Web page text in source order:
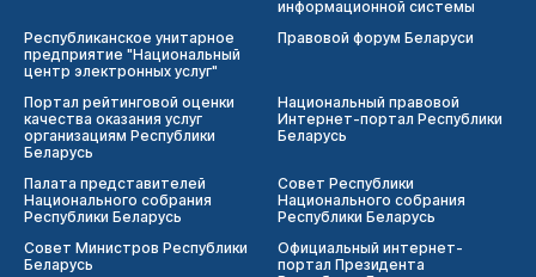
информационной системы
Республиканское унитарное
предприятие "Национальный
центр электронных услуг"
Правовой форум Беларуси
Портал рейтинговой оценки
качества оказания услуг
организациям Республики
Беларусь
Национальный правовой
Интернет-портал Республики
Беларусь
Палата представителей
Национального собрания
Республики Беларусь
Совет Республики
Национального собрания
Республики Беларусь
Совет Министров Республики
Беларусь
Официальный интернет-
портал Президента